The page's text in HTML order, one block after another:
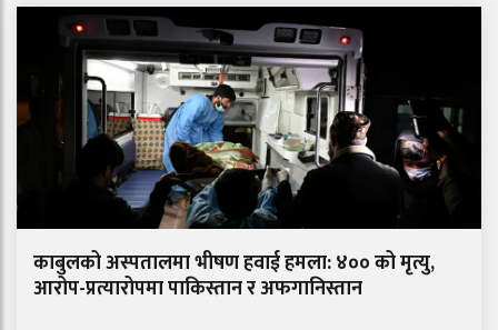
काबुलको अस्पतालमा भीषण हवाई हमला: ४०० को मृत्यु,
आरोप-प्रत्यारोपमा पाकिस्तान र अफगानिस्तान